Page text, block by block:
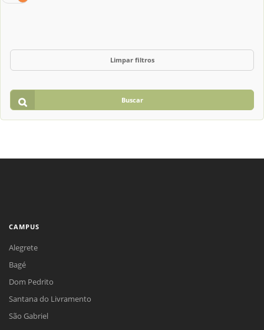
Limpar filtros
Buscar
CAMPUS
Alegrete
Bagé
Dom Pedrito
Santana do Livramento
São Gabriel